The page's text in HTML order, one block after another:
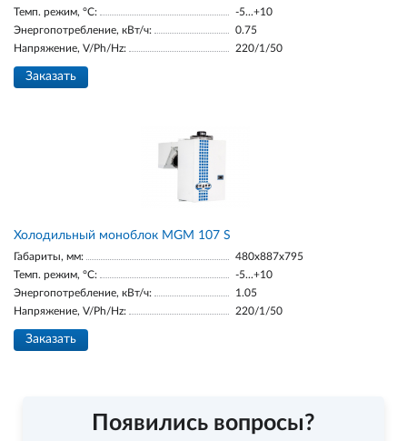
Темп. режим, °С:
-5...+10
Энергопотребление, кВт/ч:
0.75
Напряжение, V/Ph/Hz:
220/1/50
Заказать
Холодильный моноблок MGM 107 S
Габариты, мм:
480x887x795
Темп. режим, °С:
-5...+10
Энергопотребление, кВт/ч:
1.05
Напряжение, V/Ph/Hz:
220/1/50
Заказать
Появились вопросы?